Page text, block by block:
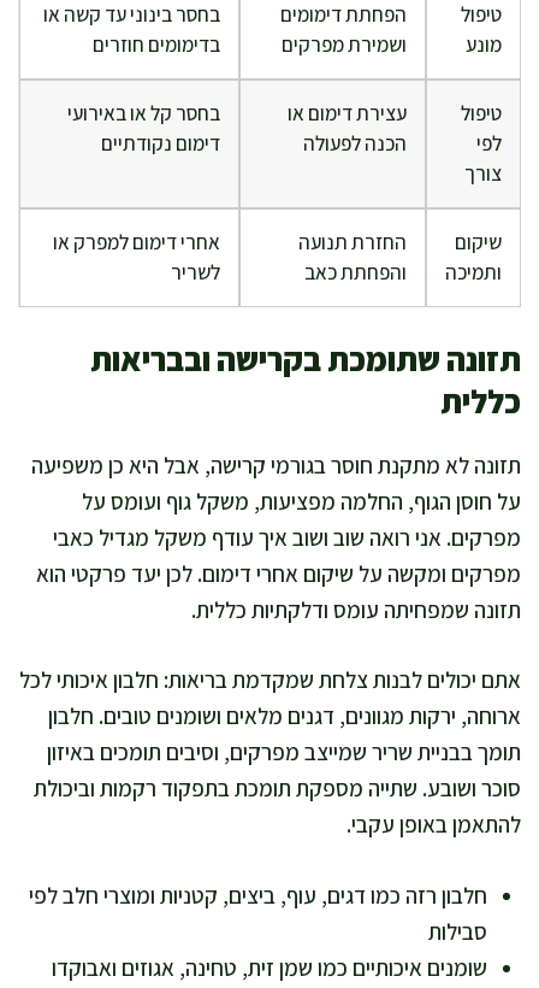
טיפול
מונע
הפחתת דימומים
ושמירת מפרקים
בחסר בינוני עד קשה או
בדימומים חוזרים
טיפול
לפי
צורך
עצירת דימום או
הכנה לפעולה
בחסר קל או באירועי
דימום נקודתיים
שיקום
ותמיכה
החזרת תנועה
והפחתת כאב
אחרי דימום למפרק או
לשריר
תזונה שתומכת בקרישה ובבריאות
כללית
תזונה לא מתקנת חוסר בגורמי קרישה, אבל היא כן משפיעה
על חוסן הגוף, החלמה מפציעות, משקל גוף ועומס על
מפרקים. אני רואה שוב ושוב איך עודף משקל מגדיל כאבי
מפרקים ומקשה על שיקום אחרי דימום. לכן יעד פרקטי הוא
תזונה שמפחיתה עומס ודלקתיות כללית.
אתם יכולים לבנות צלחת שמקדמת בריאות: חלבון איכותי לכל
ארוחה, ירקות מגוונים, דגנים מלאים ושומנים טובים. חלבון
תומך בבניית שריר שמייצב מפרקים, וסיבים תומכים באיזון
סוכר ושובע. שתייה מספקת תומכת בתפקוד רקמות וביכולת
להתאמן באופן עקבי.
חלבון רזה כמו דגים, עוף, ביצים, קטניות ומוצרי חלב לפי
סבילות
שומנים איכותיים כמו שמן זית, טחינה, אגוזים ואבוקדו